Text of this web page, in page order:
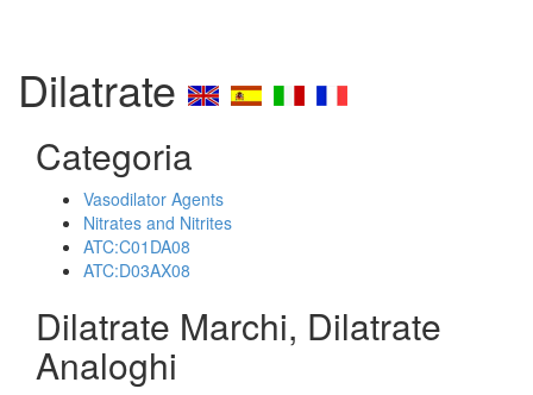
Dilatrate
Categoria
Vasodilator Agents
Nitrates and Nitrites
ATC:C01DA08
ATC:D03AX08
Dilatrate Marchi, Dilatrate
Analoghi